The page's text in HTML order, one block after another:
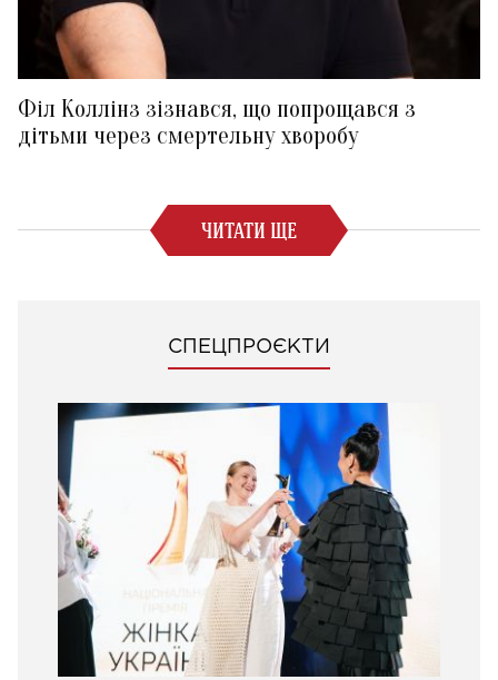
Філ Коллінз зізнався, що попрощався з
дітьми через смертельну хворобу
ЧИТАТИ ЩЕ
СПЕЦПРОЄКТИ